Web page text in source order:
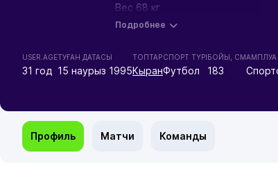
Вес 68 кг
Подробнее
USER.AGE
31 год
ТУҒАН ДАТАСЫ
15 наурыз 1995
ТОПТАР
Кыран
СПОРТ ТҮРІ
Футбол
БОЙЫ, СМ
183
АМПЛУА
Профиль Матчи Команды